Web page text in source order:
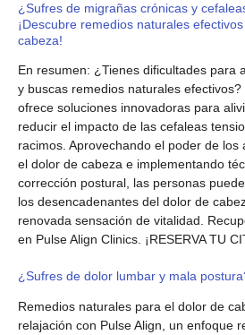
¿Sufres de migrañas crónicas y
¡Descubre remedios naturales
cabeza!
En resumen: ¿Tienes dificultades para
y buscas remedios naturales efectivos?
ofrece soluciones innovadoras para
reducir el impacto de las cefaleas
racimos. Aprovechando el poder de los
el dolor de cabeza e implementando
corrección postural, las personas
los desencadenantes del dolor de
renovada sensación de vitalidad.
en Pulse Align Clinics. ¡RESERVA TU
¿Sufres de dolor lumbar y mala
Remedios naturales para el dolor de
relajación con Pulse Align, un enfoque